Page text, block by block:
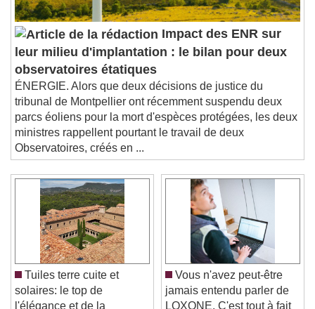
Impact des ENR sur
leur milieu d'implantation : le bilan pour deux
observatoires étatiques
ÉNERGIE. Alors que deux décisions de justice du
tribunal de Montpellier ont récemment suspendu deux
parcs éoliens pour la mort d'espèces protégées, les deux
ministres rappellent pourtant le travail de deux
Observatoires, créés en ...
Tuiles terre cuite et
solaires: le top de
Vous n'avez peut-être
jamais entendu parler de